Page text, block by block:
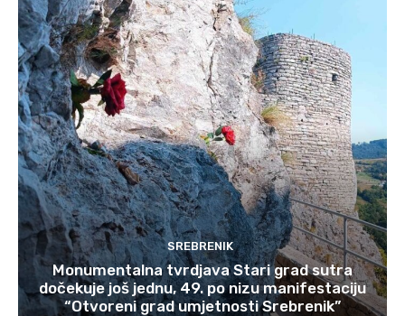
SREBRENIK
Monumentalna tvrdjava Stari grad sutra
dočekuje još jednu, 49. po nizu manifestaciju
“Otvoreni grad umjetnosti Srebrenik”